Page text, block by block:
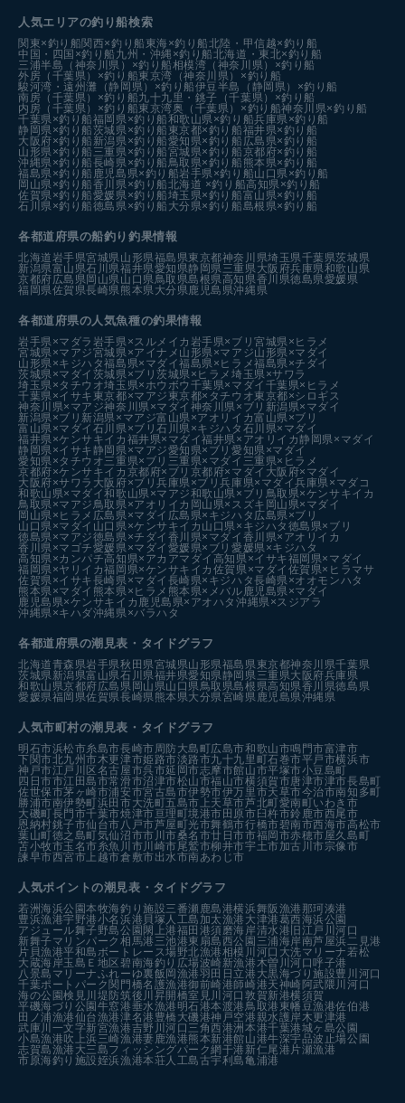
人気エリアの釣り船検索
関東×釣り船関西×釣り船 東海×釣り船北陸・甲信越×釣り船
中国・四国×釣り船 九州・沖縄×釣り船北海道・東北×釣り船
三浦半島（神奈川県）×釣り船相模湾（神奈川県）×釣り船
外房（千葉県）×釣り船東京湾（神奈川県）×釣り船
駿河湾・遠州灘（静岡県）×釣り船伊豆半島（静岡県）×釣り船
南房（千葉県）×釣り船九十九里・銚子（千葉県）×釣り船
内房（千葉県）×釣り船東京湾奥（千葉県）×釣り船神奈川県×釣り船
千葉県×釣り船福岡県×釣り船和歌山県×釣り船兵庫県×釣り船
静岡県×釣り船茨城県×釣り船 東京都×釣り船福井県×釣り船
大阪府×釣り船 新潟県×釣り船愛知県×釣り船 広島県×釣り船
山形県×釣り船 三重県×釣り船宮城県×釣り船京都府×釣り船
沖縄県×釣り船長崎県×釣り船鳥取県×釣り船 熊本県×釣り船
福島県×釣り船 鹿児島県×釣り船岩手県×釣り船山口県×釣り船
岡山県×釣り船香川県×釣り船北海道 ×釣り船高知県×釣り船
佐賀県×釣り船愛媛県×釣り船埼玉県×釣り船富山県×釣り船
石川県×釣り船徳島県×釣り船 大分県×釣り船島根県×釣り船
各都道府県の船釣り釣果情報
北海道岩手県宮城県山形県福島県東京都神奈川県埼玉県千葉県茨城県
新潟県富山県石川県福井県愛知県静岡県三重県大阪府兵庫県和歌山県
京都府広島県岡山県山口県鳥取県島根県高知県香川県徳島県愛媛県
福岡県佐賀県長崎県熊本県大分県鹿児島県沖縄県
各都道府県の人気魚種の釣果情報
岩手県×マダラ 岩手県×スルメイカ 岩手県×ブリ宮城県×ヒラメ
宮城県×マアジ宮城県×アイナメ 山形県×マアジ山形県×マダイ
山形県×キジハタ福島県×マダイ福島県×ヒラメ福島県×チダイ
茨城県×マダイ 茨城県×ブリ茨城県×ヒラメ埼玉県×サワラ
埼玉県×タチウオ埼玉県×ホウボウ 千葉県×マダイ 千葉県×ヒラメ
千葉県×イサキ 東京都×マアジ 東京都×タチウオ東京都×シロギス
神奈川県×マアジ神奈川県×マダイ 神奈川県×ブリ 新潟県×マダイ
新潟県×ブリ 新潟県×マアジ富山県×アオリイカ富山県×ブリ
富山県×マダイ 石川県×ブリ石川県×キジハタ 石川県×マダイ
福井県×ケンサキイカ 福井県×マダイ福井県×アオリイカ 静岡県×マダイ
静岡県×イサキ 静岡県×マアジ愛知県×ブリ愛知県×マダイ
愛知県×タチウオ三重県×ブリ 三重県×マダイ 三重県×ヒラメ
京都府×ケンサキイカ 京都府×ブリ 京都府×マダイ 大阪府×マダイ
大阪府×サワラ 大阪府×ブリ兵庫県×ブリ兵庫県×マダイ兵庫県×マダコ
和歌山県×マダイ和歌山県×マアジ和歌山県×ブリ 鳥取県×ケンサキイカ
鳥取県×マアジ鳥取県×アオリイカ 岡山県×スズキ 岡山県×マダイ
岡山県×ヒラメ 広島県×マダイ 広島県×キジハタ 広島県×ブリ
山口県×マダイ 山口県×ケンサキイカ 山口県×キジハタ 徳島県×ブリ
徳島県×マアジ徳島県×チダイ 香川県×マダイ 香川県×アオリイカ
香川県×マゴチ愛媛県×マダイ 愛媛県×ブリ愛媛県×キジハタ
高知県×カンパチ高知県×アカアマダイ 高知県×イサキ福岡県×マダイ
福岡県×ヤリイカ福岡県×ケンサキイカ 佐賀県×マダイ 佐賀県×ヒラマサ
佐賀県×イサキ長崎県×マダイ 長崎県×キジハタ長崎県×オオモンハタ
熊本県×マダイ 熊本県×ヒラメ 熊本県×メバル鹿児島県×マダイ
鹿児島県×ケンサキイカ 鹿児島県×アオハタ沖縄県×スジアラ
沖縄県×キハダ沖縄県×バラハタ
各都道府県の潮見表 ・タイドグラフ
北海道青森県岩手県秋田県宮城県山形県福島県東京都神奈川県千葉県
茨城県新潟県富山県石川県福井県愛知県静岡県三重県大阪府兵庫県
和歌山県京都府広島県 岡山県山口県鳥取県島根県高知県香川県徳島県
愛媛県福岡県佐賀県長崎県熊本県大分県宮崎県鹿児島県沖縄県
人気市町村の潮見表・タイドグラフ
明石市浜松市糸島市長崎市周防大島町広島市和歌山市鳴門市富津市
下関市北九州市木更津市姫路市淡路市九十九里町石巻市平戸市横浜市
神戸市江戸川区 名古屋市呉市延岡市志摩市館山市平塚市小豆島町
四日市市江田島市常滑市沼津市松山市福山市横須賀市唐津市津市長島町
佐世保市茅ヶ崎市浦安市宮古島市伊勢市伊万里市天草市今治市南知多町
勝浦市南伊勢町浜田市大洗町五島市 上天草市芦北町愛南町いわき市
大磯町長門市千葉市焼津市亘理町境港市 田原市 臼杵市鈴鹿市西尾市
恩納村銚子市仙台市八戸市芦屋町光市舞鶴市行橋市碧南市西海市高松市
葉山町徳之島町気仙沼市市川市桑名市廿日市市福岡市赤穂市屋久島町
苫小牧市玉名市糸魚川市川崎市尾鷲市柳井市宇土市加古川市宗像市
諫早市西宮市 上越市倉敷市出水市南あわじ市
人気ポイントの潮見表・タイドグラフ
若洲海浜公園本牧海釣り施設三番瀬 鹿島港横浜舞阪漁港 那珂湊港
豊浜漁港宇野港小名浜港 貝塚人工島 加太漁港 大津港葛西海浜公園
アジュール舞子野島公園 閖上港福田港須磨海岸清水港 旧江戸川河口
新舞子マリンパーク 相馬港 三池港東扇島西公園 三浦海岸南芦屋浜二見港
片貝漁港平和島ボートレース場野北漁港相模川河口 大洗マリーナ若松
大蔵海岸玉島Ｅ地区 碧南海釣り広場波崎新漁港木曽川河口 呼子港
八景島マリーナふれーゆ裏飯岡漁港羽田 日立港 大黒海づり施設豊川河口
千葉ポートパーク 関門橋名護漁港御前崎港師崎港天神崎 阿武隈川河口
海の公園検見川堤防筑後川昇開橋室見川河口敦賀新港横須賀
平磯海づり公園 牛窓港垂水漁港 明石港本渡港鳥取港 東幡豆漁港佐伯港
田ノ浦漁港仙台漁港津名港 豊橋 大磯港神戸空港親水護岸木更津港
武庫川一文字新宮漁港吉野川河口 三角西港洲本港千葉港城ヶ島公園
小島漁港吹上浜三崎漁港妻鹿漁港熊本新港館山港牛深宇品波止場公園
志賀島漁港 大三島フィッシングパーク網干港 新仁尾港 片瀬漁港
市原海釣り施設姪浜漁港本荘人工島古宇利島亀浦港